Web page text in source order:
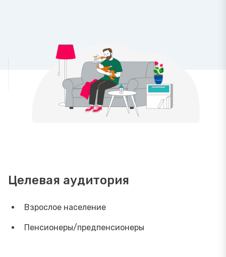
Целевая аудитория
Взрослое население
Пенсионеры/предпенсионеры